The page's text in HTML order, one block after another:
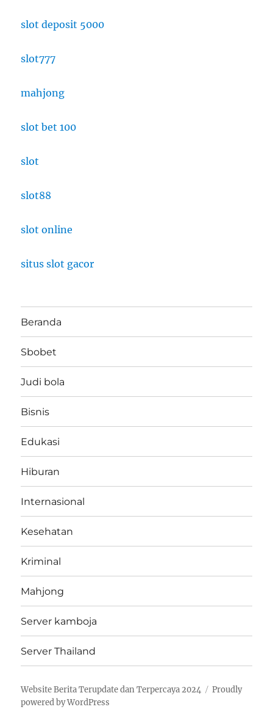
slot deposit 5000
slot777
mahjong
slot bet 100
slot
slot88
slot online
situs slot gacor
Beranda
Sbobet
Judi bola
Bisnis
Edukasi
Hiburan
Internasional
Kesehatan
Kriminal
Mahjong
Server kamboja
Server Thailand
Website Berita Terupdate dan Terpercaya 2024
Proudly
powered by WordPress